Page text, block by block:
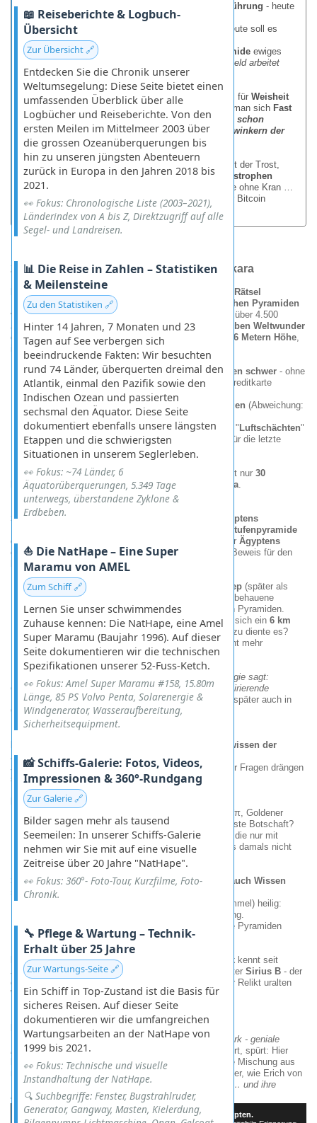
📖 Reiseberichte & Logbuch-
Übersicht
Zur Übersicht 🔗
Entdecken Sie die Chronik unserer
Weltumsegelung: Diese Seite bietet einen
umfassenden Überblick über alle
Logbücher und Reiseberichte. Von den
ersten Meilen im Mittelmeer 2003 über
die grossen Ozeanüberquerungen bis
hin zu unseren jüngsten Abenteuern
zurück in Europa in den Jahren 2018 bis
2021.
👀 Fokus: Chronologische Liste (2003–2021),
Länderindex von A bis Z, Direktzugriff auf alle
Segel- und Landreisen.
📊 Die Reise in Zahlen – Statistiken
& Meilensteine
Zu den Statistiken 🔗
Hinter 14 Jahren, 7 Monaten und 23
Tagen auf See verbergen sich
beeindruckende Fakten: Wir besuchten
rund 74 Länder, überquerten dreimal den
Atlantik, einmal den Pazifik sowie den
Indischen Ozean und passierten
sechsmal den Äquator. Diese Seite
dokumentiert ebenfalls unsere längsten
Etappen und die schwierigsten
Situationen in unserem Seglerleben.
👀 Fokus: ~74 Länder, 6
Äquatorüberquerungen, 5.349 Tage
unterwegs, überstandene Zyklone &
Erdbeben.
⛵ Die NatHape – Eine Super
Maramu von AMEL
Zum Schiff 🔗
Lernen Sie unser schwimmendes
Zuhause kennen: Die NatHape, eine Amel
Super Maramu (Baujahr 1996). Auf dieser
Seite dokumentieren wir die technischen
Spezifikationen unserer 52-Fuss-Ketch.
👀 Fokus: Amel Super Maramu #158, 15.80m
Länge, 85 PS Volvo Penta, Solarenergie &
Windgenerator, Wasseraufbereitung,
Sicherheitsequipment.
📸 Schiffs-Galerie: Fotos, Videos,
Impressionen & 360°-Rundgang
Zur Galerie 🔗
Bilder sagen mehr als tausend
Seemeilen: In unserer Schiffs-Galerie
nehmen wir Sie mit auf eine visuelle
Zeitreise über 20 Jahre "NatHape".
👀 Fokus: 360°- Foto-Tour, Kurzfilme, Foto-
Chronik.
🔧 Pflege & Wartung – Technik-
Erhalt über 25 Jahre
Zur Wartungs-Seite 🔗
Ein Schiff in Top-Zustand ist die Basis für
sicheres Reisen. Auf dieser Seite
dokumentieren wir die umfangreichen
Wartungsarbeiten an der NatHape von
1999 bis 2021.
👀 Fokus: Technische und visuelle
Instandhaltung der NatHape.
🔍 Suchbegriffe: Fenster, Bugstrahlruder,
Generator, Gangway, Masten, Kielerdung,
göttliche Führung - heute
vertrauen wir lieber derFederal Reserve
Horus’ Auge sollte
- heute soll es
wohlInflation fernhalten
Eigentlich symbolisiert die
unvollendete Pyramide ewiges
Streben - aber die meisten sehen darin eher:
"Geld arbeitet
nicht? Stimmt, wir auch nicht."
Das größte Rätsel? Dass ausgerechnet ein Symbol für Weisheit
und Macht
jetzt auf einem Schein prangt, mit dem man sich Fast
Foodkauft. Vielleicht dachten die Designer:" Wenn schon
Kapitalismus, dann mit Stil-und einem Augenzwinkern der
Pharaonen."
Immerhin: Sollte die US-Wirtschaft je crashen, bleibt der Trost,
dass das Auge des Horusschon schlimmere Katastrophen
überlebt hat
. Zum Beispiel die Pyramiden-Baustelle ohne Kran …
oder den Tag, als Cleopatra sich für Caesar statt für Bitcoin
entschied.
2008 .12 -Die Pyramiden von Gizeh & Sakkara
Die Pyramiden von Gizeh: Giganten aus Stein und Rätsel
Kein Besuch in Ägypten ist komplett ohne die
ikonischen Pyramiden
von Gizeh. Wie schweigende Wächter stehen sie seit über 4.500
Jahren in der Wüste - die letzte noch erhaltene der
Sieben Weltwunder
der Antike . Die Cheops-Pyramide, mit ursprünglich 146 Metern Höhe,
ist ein Monument der Superlative:
2,3 Millionen Steinblöcke, jeder bis zu2,5 Tonnen schwer - ohne
Mörtel so präzise gefügt, dass nicht einmal eine Kreditkarte
dazwischen passt.
Exakte
Ausrichtung nach den Himmelsrichtungen (Abweichung:
nur 0,05 Grad - wie ohne Kompass?).
Dieinnere Strukturmit Korridoren, Kammern und " Luftschächten"
wirft bis heute Fragen auf: Waren sie wirklich nur für die letzte
Reise des Pharaos gedacht?
Doch während in Gizeh die Touristenströme tosen, liegt nur 30
Kilometer südlichein oft übersehenes Juwel: Sakkara.
Sakkara: Wo alles begann
die erste Pyramide Ägyptens
Stufenpyramide
des Pharao Djoser
.). Sie ist nicht nur Ägyptens
erster Monumentalbau aus Stein, sondern auch ein Beweis für den
kühnen Erfindergeist der frühen Baumeister.
Architektonische Revolution Imhotep (später als
Gott verehrt!) ersetzte erstmals Lehmziegel durch behauene
Kalksteinblöcke - der Startschuss für alle späteren Pyramiden.
Rätselhafte Tunnel : Unter der Pyramide erstreckt sich ein 6 km
langes Labyrinthaus Gängen und Kammern. Wozu diente es?
Rituale? Symbolik? Oder etwas, das wir heute nicht mehr
verstehen?
Unser Guide flüsterte grinsend:
"Die offizielle Archäologie sagt:
Grabmal. Aber manche glauben, Imhotep hatte …
nspirierende
Träume."Vielleicht von denselben "Lehrmeistern", die später auch in
Gizeh ihre Spuren hinterließen?
Pyramidenrätsel & die Sirius-Connection: Sternenwissen der
Alten?
Je länger man vor diesen Bauwerken steht, desto mehr Fragen drängen
sich auf:
Die Cheops-Pyramide
(π, Goldener
Schnitt) - reine Bauplan-Notwendigkeit oder bewusste Botschaft?
Die"Königskammer" besteht aus Granitblöcken, die nur mit
Diamantsägen bearbeitet werden könnten … die es damals nicht
gab.
Sirius-der Stern, der nicht nur leuchtet, sondern auch Wissen
schenkt?
Für die Ägypter war
(hellster Stern am Nachthimmel) heilig:
basierte auf seinem jährlichen Aufgang.
Der Gott
wurde mit ihm verbunden - und die Pyramiden
sollen seine Position spiegeln.
Das größte Mysterium:Das afrikanische Dogon-Volk kennt seit
Jahrhunderten Details über Sirius‘ unsichtbaren Begleiter Sirius B - der
erst
mit Teleskopen entdeckt wurde. Zufall? Oder Relikt uralten
Wissens?
Fazit: Staunen erlaubt, Dogmen optional
Die offizielle Wissenschaft betont:"Alles Menschenwerk - geniale
Planung, keine Aliens!"
Doch wer die Pyramiden berührt, spürt: Hier
liegt mehr als nur Stein. Vielleicht ist die Wahrheit eine Mischung aus
menschlichem Genius und verlorenem Wissen
oder, wie Erich von
Däniken sagen würde:"Die Götter waren Astronauten … und ihre
Landeplätze stehen noch in der Wüste."
Abendstimmung mit den drei grossen Pyramiden
Postkartenmotiv
Sakkara, eine der ältesten Pyramiden von Ägypten.